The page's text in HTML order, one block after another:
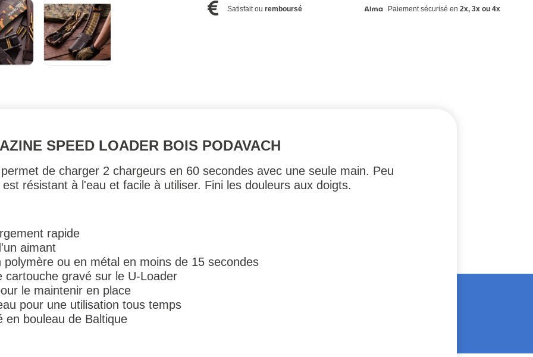
Satisfait ouremboursé Paiement sécurisé en 2x, 3x ou 4x
SPEED LOADER BOIS PODAVACH
de charger 2 chargeurs en 60 secondes avec une seule main. Peu
résistant à l'eau et facile à utiliser. Fini les douleurs aux doigts.
rapide
aimant
ou en métal en moins de 15 secondes
cartouche gravé sur le U-Loader
le maintenir en place
pour une utilisation tous temps
en bouleau de Baltique